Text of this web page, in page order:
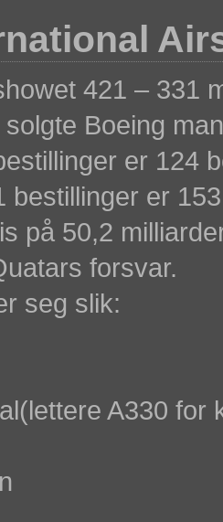
421 – 331
Boeing
er 124
bestillinger er
på 50,2
forsvar.
seg slik:
A330 for